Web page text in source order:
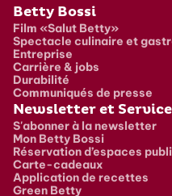
Pied de page
Betty Bossi
Film «Salut Betty»
Spectacle culinaire et
Entreprise
Carrière & jobs
Durabilité
Communiqués de presse
Newsletter et Service
S'abonner à la newsletter
Mon Betty Bossi
Réservation d’espaces
Carte-cadeaux
Application de recettes
Green Betty